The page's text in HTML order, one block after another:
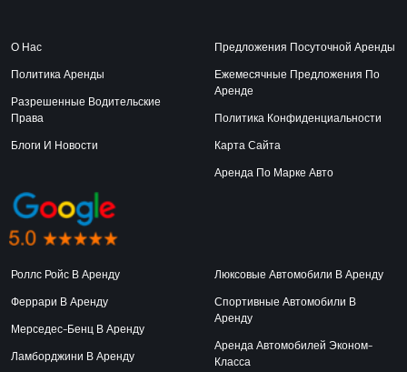
О Нас
Политика Аренды
Разрешенные Водительские
Права
Блоги И Новости
Предложения Посуточной Аренды
Ежемесячные Предложения По
Аренде
Политика Конфиденциальности
Карта Сайта
Аренда По Марке Авто
Роллс Ройс В Аренду
Феррари В Аренду
Мерседес-Бенц В Аренду
Ламборджини В Аренду
Люксовые Автомобили В Аренду
Спортивные Автомобили В
Аренду
Аренда Автомобилей Эконом-
Класса